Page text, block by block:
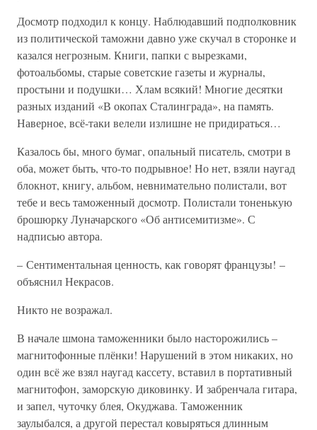
Досмотр подходил к концу. Наблюдавший подполковник
из политической таможни давно уже скучал в сторонке и
казался негрозным. Книги, папки с вырезками,
фотоальбомы, старые советские газеты и журналы,
простыни и подушки… Хлам всякий! Многие десятки
разных изданий «В окопах Сталинграда», на память.
Наверное, всё-таки велели излишне не придираться…
Казалось бы, много бумаг, опальный писатель, смотри в
оба, может быть, что-то подрывное! Но нет, взяли наугад
блокнот, книгу, альбом, невнимательно полистали, вот
тебе и весь таможенный досмотр. Полистали тоненькую
брошюрку Луначарского «Об антисемитизме». С
надписью автора.
– Сентиментальная ценность, как говорят французы! –
объяснил Некрасов.
Никто не возражал.
В начале шмона таможенники было насторожились –
магнитофонные плёнки! Нарушений в этом никаких, но
один всё же взял наугад кассету, вставил в портативный
магнитофон, заморскую диковинку. И забренчала гитара,
и запел, чуточку блея, Окуджава. Таможенник
заулыбался, а другой перестал ковыряться длинным